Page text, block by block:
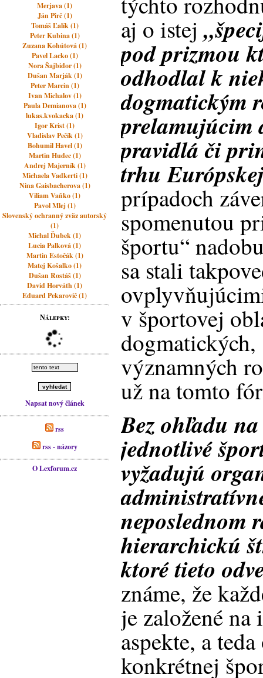
Merjava (1)
Ján Pirč (1)
Tomáš Ľalík (1)
Peter Kubina (1)
Zuzana Kohútová (1)
Pavel Lacko (1)
Nora Šajbidor (1)
Dušan Marják (1)
Peter Marcin (1)
Ivan Michalov (1)
Paula Demianova (1)
lukas.kvokacka (1)
Igor Krist (1)
Vladislav Pečík (1)
Bohumil Havel (1)
Martin Hudec (1)
Andrej Majerník (1)
Michaela Vadkerti (1)
Nina Gaisbacherova (1)
Viliam Vaňko (1)
Pavol Mlej (1)
Slovenský ochranný zväz autorský
(1)
Michal Ďubek (1)
Lucia Palková (1)
Martin Estočák (1)
Matej Košalko (1)
Dušan Rostáš (1)
David Horváth (1)
Eduard Pekarovič (1)
Nálepky:
Napsat nový článek
rss
rss - názory
O Lexforum.cz
aj o istej
pod prizmou
odhodlal k
dogmatickým
prelamujúcim
pravidlá či
trhu
prípadoch
spomenutou
športu“
sa stali
v športovej
významných
už na tomto
Bez ohľadu
jednotlivé
vyžadujú
neposlednom
hierarchickú
ktoré tieto
známe, že
je založené
aspekte, a
konkrétnej